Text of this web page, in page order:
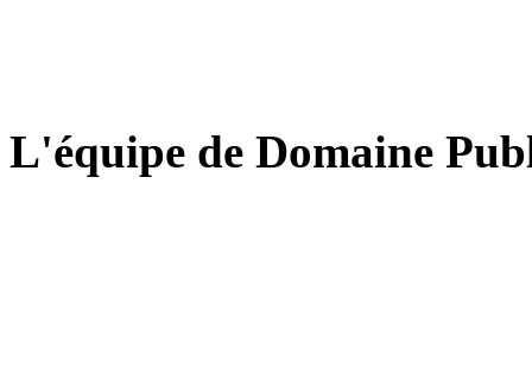
L'équipe de Domaine